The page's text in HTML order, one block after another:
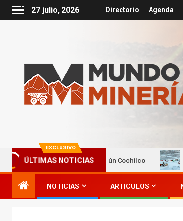
27 julio, 2026 Directorio Agenda
EXCLUSIVO
ÚLTIMAS NOTICIAS
del PIB nacional según Cochilco Minera
NOTICIAS ARTICULOS